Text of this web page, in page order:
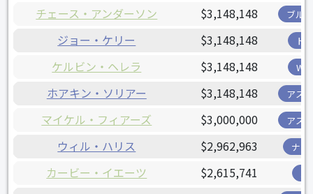
チェース・アンダーソン $3,148,148 ブル
ジョー・ケリー $3,148,148 ド
ケルビン・ヘレラ $3,148,148 W
ホアキン・ソリアー $3,148,148 アス
マイケル・フィアーズ $3,000,000 アス
ウィル・ハリス $2,962,963 ナシ
カービー・イエーツ $2,615,741